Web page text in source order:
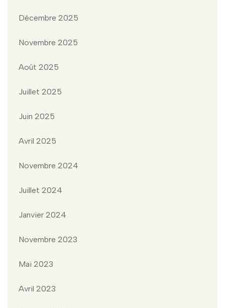
Décembre 2025
Novembre 2025
Août 2025
Juillet 2025
Juin 2025
Avril 2025
Novembre 2024
Juillet 2024
Janvier 2024
Novembre 2023
Mai 2023
Avril 2023